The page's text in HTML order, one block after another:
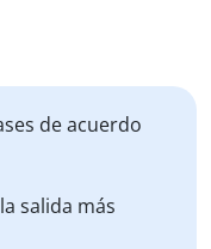
de acuerdo
la salida más